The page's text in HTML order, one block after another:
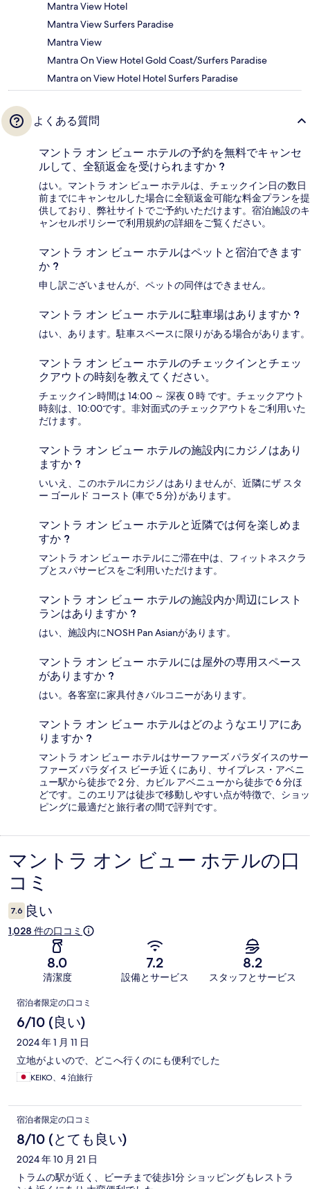
Mantra View Hotel
Mantra View Surfers Paradise
Mantra View
Mantra On View Hotel Gold Coast/Surfers Paradise
Mantra on View Hotel Hotel Surfers Paradise
よくある質問
マントラ オン ビュー ホテルの予約を無料でキャンセ
ルして、全額返金を受けられますか ?
はい。マントラ オン ビュー ホテルは、チェックイン日の数日
前までにキャンセルした場合に全額返金可能な料金プランを提
供しており、弊社サイトでご予約いただけます。宿泊施設のキ
ャンセルポリシーで利用規約の詳細をご覧ください。
マントラ オン ビュー ホテルはペットと宿泊できます
か ?
申し訳ございませんが、ペットの同伴はできません。
マントラ オン ビュー ホテルに駐車場はありますか ?
はい、あります。駐車スペースに限りがある場合があります。
マントラ オン ビュー ホテルのチェックインとチェッ
クアウトの時刻を教えてください。
チェックイン時間は 14:00 ～ 深夜 0 時 です。チェックアウト
時刻は、10:00です。非対面式のチェックアウトをご利用いた
だけます。
マントラ オン ビュー ホテルの施設内にカジノはあり
ますか ?
いいえ、このホテルにカジノはありませんが、近隣にザ スタ
ー ゴールド コースト (車で 5 分) があります。
マントラ オン ビュー ホテルと近隣では何を楽しめま
すか ?
マントラ オン ビュー ホテルにご滞在中は、フィットネスクラ
ブとスパサービスをご利用いただけます。
マントラ オン ビュー ホテルの施設内か周辺にレスト
ランはありますか ?
はい、施設内にNOSH Pan Asianがあります。
マントラ オン ビュー ホテルには屋外の専用スペース
がありますか ?
はい。各客室に家具付きバルコニーがあります。
マントラ オン ビュー ホテルはどのようなエリアにあ
りますか ?
マントラ オン ビュー ホテルはサーファーズ パラダイスのサー
ファーズ パラダイス ビーチ近くにあり、サイプレス・アベニ
ュー駅から徒歩で 2 分、カビル アベニューから徒歩で 6 分ほ
どです。このエリアは徒歩で移動しやすい点が特徴で、ショッ
ピングに最適だと旅行者の間で評判です。
口
コ
ミ
マントラ オン ビュー ホテルの口
コミ
7.6 良い
1,028 件の口コミ
8.0
清潔度
7.2
設備とサービス
8.2
スタッフとサービス
口
コ
ミ
宿泊者限定の口コミ
6/10 (良い)
2024 年 1 月 11 日
立地がよいので、どこへ行くのにも便利でした
KEIKO、4 泊旅行
宿泊者限定の口コミ
8/10 (とても良い)
2024 年 10 月 21 日
トラムの駅が近く、ビーチまで徒歩1分 ショッピングもレストラ